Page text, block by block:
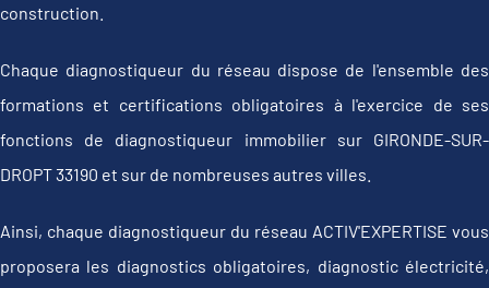
construction.
Chaque diagnostiqueur du réseau dispose de l'ensemble des
formations et certifications obligatoires à l'exercice de ses
fonctions de diagnostiqueur immobilier sur GIRONDE-SUR-
DROPT 33190 et sur de nombreuses autres villes.
Ainsi, chaque diagnostiqueur du réseau ACTIV'EXPERTISE vous
proposera les diagnostics obligatoires, diagnostic électricité,